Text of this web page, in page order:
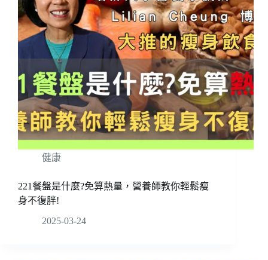
健康
221餐盤是什麼?免算熱量，營養師教你輕鬆瘦
身不復胖!
2025-03-24